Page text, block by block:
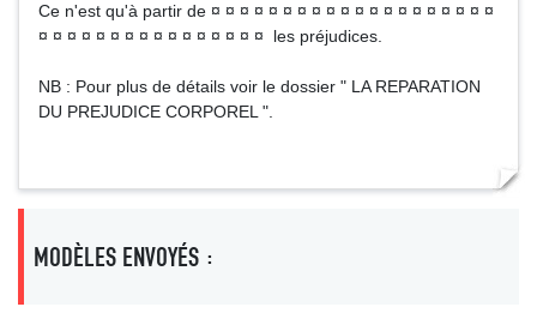
Ce n'est qu'à partir de ¤ ¤ ¤ ¤ ¤ ¤ ¤ ¤ ¤ ¤ ¤ ¤ ¤ ¤ ¤ ¤ ¤ ¤ ¤ ¤
¤ ¤ ¤ ¤ ¤ ¤ ¤ ¤ ¤ ¤ ¤ ¤ ¤ ¤ ¤ ¤ les préjudices.
NB : Pour plus de détails voir le dossier " LA REPARATION
DU PREJUDICE CORPOREL ".
MODÈLES ENVOYÉS :